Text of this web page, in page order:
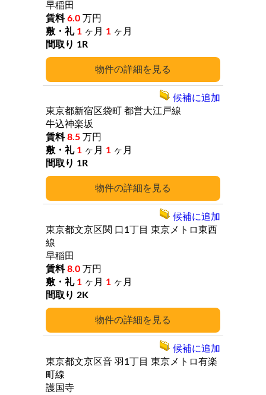
詳細
早稲田
6.0 万円
1 ヶ月 1 ヶ月
1R
詳細
東京都新宿区袋町 都営大江戸線
牛込神楽坂
8.5 万円
1 ヶ月 1 ヶ月
1R
候補に追加
詳細
東京都文京区関 口1丁目 東京メトロ東西
線
早稲田
8.0 万円
1 ヶ月 1 ヶ月
2K
候補に追加
東京都文京区音 羽1丁目 東京メトロ有楽
町線
護国寺
候補に追加